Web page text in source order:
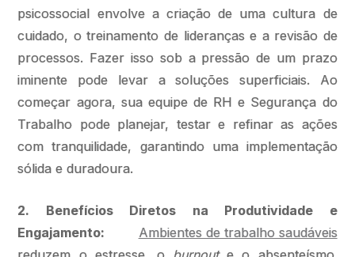
psicossocial envolve a criação de uma cultura de
cuidado, o treinamento de lideranças e a revisão de
processos. Fazer isso sob a pressão de um prazo
iminente pode levar a soluções superficiais. Ao
começar agora, sua equipe de RH e Segurança do
Trabalho pode planejar, testar e refinar as ações
com tranquilidade, garantindo uma implementação
sólida e duradoura.
2. Benefícios Diretos na Produtividade e
Engajamento:
Ambientes de trabalho saudáveis